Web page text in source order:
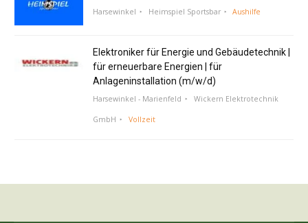
Harsewinkel Heimspiel Sportsbar Aushilfe
Elektroniker für Energie und Gebäudetechnik |
für erneuerbare Energien | für
Anlageninstallation (m/w/d)
Harsewinkel - Marienfeld Wickern Elektrotechnik
GmbH Vollzeit